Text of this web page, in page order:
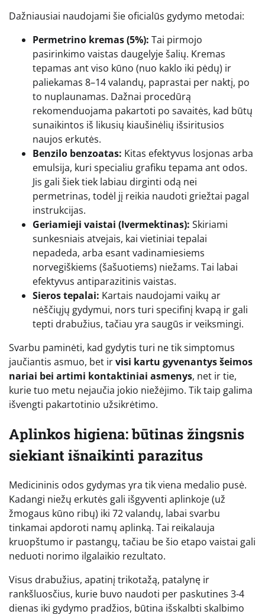
Dažniausiai naudojami šie oficialūs gydymo metodai:
Permetrino kremas (5%): Tai pirmojo
pasirinkimo vaistas daugelyje šalių. Kremas
tepamas ant viso kūno (nuo kaklo iki pėdų) ir
paliekamas 8–14 valandų, paprastai per naktį, po
to nuplaunamas. Dažnai procedūrą
rekomenduojama pakartoti po savaitės, kad būtų
sunaikintos iš likusių kiaušinėlių išsiritusios
naujos erkutės.
Benzilo benzoatas: Kitas efektyvus losjonas arba
emulsija, kuri specialiu grafiku tepama ant odos.
Jis gali šiek tiek labiau dirginti odą nei
permetrinas, todėl jį reikia naudoti griežtai pagal
instrukcijas.
Geriamieji vaistai (Ivermektinas): Skiriami
sunkesniais atvejais, kai vietiniai tepalai
nepadeda, arba esant vadinamiesiems
norvegiškiems (šašuotiems) niežams. Tai labai
efektyvus antiparazitinis vaistas.
Sieros tepalai: Kartais naudojami vaikų ar
nėščiųjų gydymui, nors turi specifinį kvapą ir gali
tepti drabužius, tačiau yra saugūs ir veiksmingi.
Svarbu paminėti, kad gydytis turi ne tik simptomus
jaučiantis asmuo, bet irvisi kartu gyvenantys šeimos
nariai bei artimi kontaktiniai asmenys, net ir tie,
kurie tuo metu nejaučia jokio niežėjimo. Tik taip galima
išvengti pakartotinio užsikrėtimo.
Aplinkos higiena: būtinas žingsnis
siekiant išnaikinti parazitus
Medicininis odos gydymas yra tik viena medalio pusė.
Kadangi niežų erkutės gali išgyventi aplinkoje (už
žmogaus kūno ribų) iki 72 valandų, labai svarbu
tinkamai apdoroti namų aplinką. Tai reikalauja
kruopštumo ir pastangų, tačiau be šio etapo vaistai gali
neduoti norimo ilgalaikio rezultato.
Visus drabužius, apatinį trikotažą, patalynę ir
rankšluosčius, kurie buvo naudoti per paskutines 3-4
dienas iki gydymo pradžios, būtina išskalbti skalbimo